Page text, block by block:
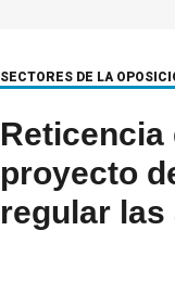
SECTORES DE LA
proyecto
regular las